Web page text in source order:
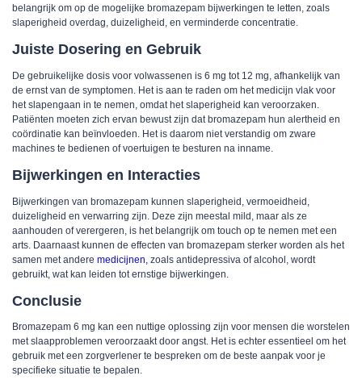
belangrijk om op de mogelijke bromazepam bijwerkingen te letten, zoals
slaperigheid overdag, duizeligheid, en verminderde concentratie.
Juiste Dosering en Gebruik
De gebruikelijke dosis voor volwassenen is 6 mg tot 12 mg, afhankelijk van
de ernst van de symptomen. Het is aan te raden om het medicijn vlak voor
het slapengaan in te nemen, omdat het slaperigheid kan veroorzaken.
Patiënten moeten zich ervan bewust zijn dat bromazepam hun alertheid en
coördinatie kan beïnvloeden. Het is daarom niet verstandig om zware
machines te bedienen of voertuigen te besturen na inname.
Bijwerkingen en Interacties
Bijwerkingen van bromazepam kunnen slaperigheid, vermoeidheid,
duizeligheid en verwarring zijn. Deze zijn meestal mild, maar als ze
aanhouden of verergeren, is het belangrijk om touch op te nemen met een
arts. Daarnaast kunnen de effecten van bromazepam sterker worden als het
samen met andere medicijnen, zoals antidepressiva of alcohol, wordt
gebruikt, wat kan leiden tot ernstige bijwerkingen.
Conclusie
Bromazepam 6 mg kan een nuttige oplossing zijn voor mensen die worstelen
met slaapproblemen veroorzaakt door angst. Het is echter essentieel om het
gebruik met een zorgverlener te bespreken om de beste aanpak voor je
specifieke situatie te bepalen.